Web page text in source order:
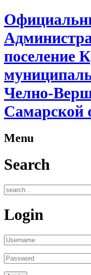
поселение
Челно-
Самарской
Menu
Search
Login